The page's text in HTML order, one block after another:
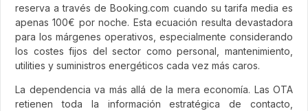
reserva a través de Booking.com cuando su tarifa media es
apenas 100€ por noche. Esta ecuación resulta devastadora
para los márgenes operativos, especialmente considerando
los costes fijos del sector como personal, mantenimiento,
utilities y suministros energéticos cada vez más caros.
La dependencia va más allá de la mera economía. Las OTA
retienen toda la información estratégica de contacto,